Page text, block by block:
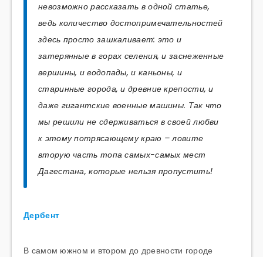
невозможно рассказать в одной статье,
ведь количество достопримечательностей
здесь просто зашкаливает: это и
затерянные в горах селения, и заснеженные
вершины, и водопады, и каньоны, и
старинные города, и древние крепости, и
даже гигантские военные машины. Так что
мы решили не сдерживаться в своей любви
к этому потрясающему краю – ловите
вторую часть топа самых-самых мест
Дагестана, которые нельзя пропустить!
Дербент
В самом южном и втором до древности городе